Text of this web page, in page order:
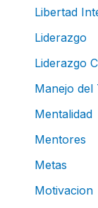
Libertad
Liderazgo
Liderazgo
Manejo del
Mentalidad
Mentores
Metas
Motivacion